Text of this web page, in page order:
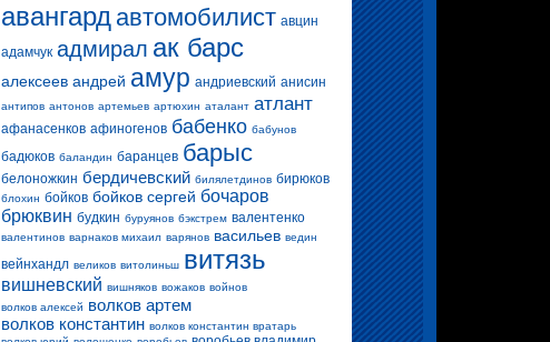
авангард автомобилист авцин
адамчук адмирал ак барс
алексеев андрей амур андриевский анисин
антипов антонов артемьев артюхин аталант атлант
афанасенков афиногенов бабенко бабунов
бадюков баландин баранцев барыс
белоножкин бердичевский билялетдинов бирюков
блохин бойков бойков сергей бочаров
брюквин будкин буруянов бэкстрем валентенко
валентинов варнаков михаил варянов васильев ведин
вейнхандл великов витолиньш витязь
вишневский вишняков вожаков войнов
волков алексей волков артем
волков константин волков константин вратарь